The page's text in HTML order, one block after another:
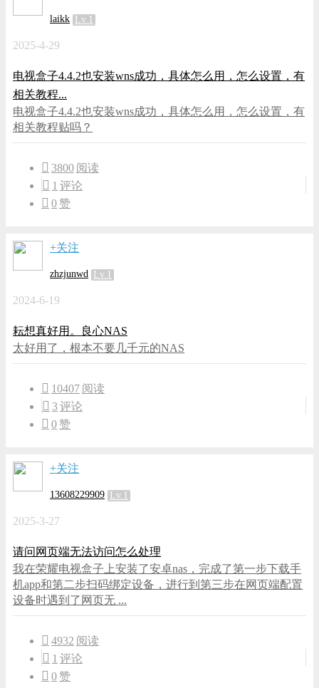
laikk Lv.1
2025-4-29
电视盒子4.4.2也安装wns成功，具体怎么用，怎么设置，有
相关教程...
电视盒子4.4.2也安装wns成功，具体怎么用，怎么设置，有
相关教程贴吗？
3800 阅读
1 评论
0赞
+关注
zhzjunwd Lv.1
2024-6-19
耘想真好用。良心NAS
太好用了，根本不要几千元的NAS
10407 阅读
3评论
0赞
+关注
13608229909 Lv.1
2025-3-27
请问网页端无法访问怎么处理
我在荣耀电视盒子上安装了安卓nas，完成了第一步下载手
机app和第二步扫码绑定设备，进行到第三步在网页端配置
设备时遇到了网页无 ...
4932 阅读
1 评论
0赞